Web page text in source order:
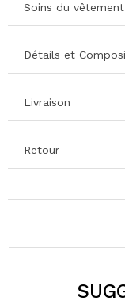
Soins du vêtement
Détails et
Livraison
Retour